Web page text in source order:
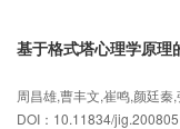
基于格式塔心理学原理
周昌雄,曹丰文,崔鸣,颜廷秦
DOI：10.11834/